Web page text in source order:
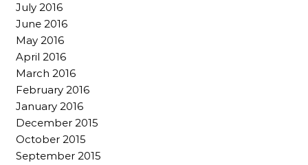
July 2016
June 2016
May 2016
April 2016
March 2016
February 2016
January 2016
December 2015
October 2015
September 2015